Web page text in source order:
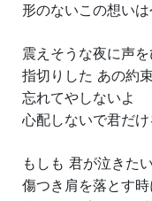
形のないこの想い
震えそうな夜に声
指切りした あの約束
忘れてやしないよ
心配しないで君だ
もしも 君が泣きた
傷つき肩を落とす時